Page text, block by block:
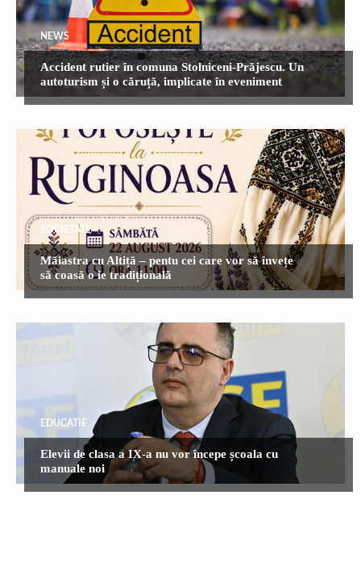
NEWS
Accident rutier în comuna Stolniceni-Prăjescu. Un
autoturism și o căruță, implicate în eveniment
SOCIETATE
Măiastra cu Altiță – pentu cei care vor să învețe
să coasă o ie tradițională
EDUCATIE
Elevii de clasa a IX-a nu vor începe școala cu
manuale noi